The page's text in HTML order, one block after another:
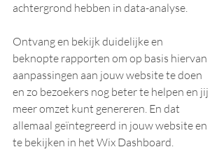
achtergrond hebben in data-analyse.
Ontvang en bekijk duidelijke en
beknopte rapporten om op basis hiervan
aanpassingen aan jouw website te doen
en zo bezoekers nog beter te helpen en jij
meer omzet kunt genereren. En dat
allemaal geïntegreerd in jouw website en
te bekijken in het Wix Dashboard.